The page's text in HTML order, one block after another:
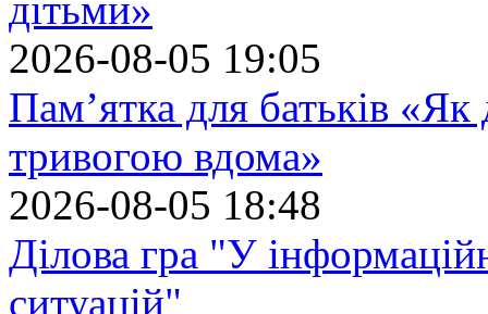
дітьми»
2026-08-05 19:05
Пам’ятка для батьків
тривогою вдома»
2026-08-05 18:48
Ділова гра "У
ситуацій"